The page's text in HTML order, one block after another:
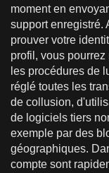
moment en
support enregistré.
prouver votre
profil, vous
les procédures de
réglé toutes les
de collusion,
de logiciels tiers
exemple par des
géographiques.
compte sont